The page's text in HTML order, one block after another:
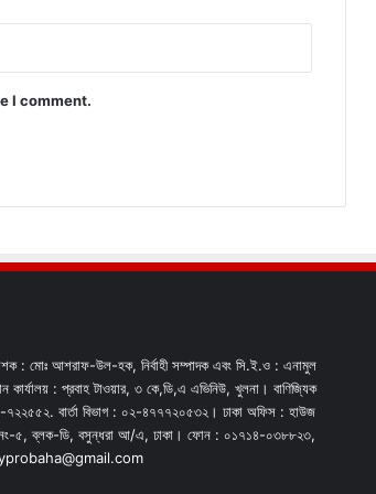
I comment.
: মোঃ আশরাফ-উল-হক, নির্বাহী সম্পাদক এবং সি.ই.ও : এনামুল
কার্যালয় : প্রবাহ টাওয়ার, ৩ কে,ডি,এ এভিনিউ, খুলনা। বাণিজ্যিক
৭২২৫৫২. বার্তা বিভাগ : ০২-৪৭৭৭২০৫৩২। ঢাকা অফিস : হাউজ
৫, ব্লক-ডি, বসুন্ধরা আ/এ, ঢাকা। ফোন : ০১৭১৪-০৩৮৮২৩,